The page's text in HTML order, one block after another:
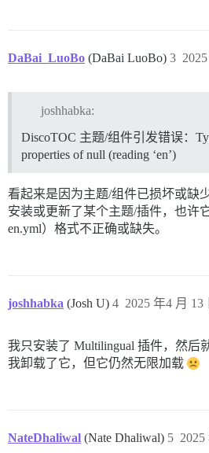
Th 1:26 pm
6
Social Share 主题/组件 抛出错
Th 1:26 pm
6
6
Th 1:26 pm
Th 1:26 pm
DaBai_LuoBo (DaBai LuoBo) 3
joshhabka:
DiscoTOC 主题/组件引发错误：
properties of null (reading ‘en’)
看起来是因为主题/组件已损坏或缺
安装或更新了某个主题/插件，也许
en.yml）格式不正确或缺失。
joshhabka (Josh U) 2025 年4 月 13
4
我只安装了 Multilingual 插件，然后
我卸载了它，但它仍然无限加载
NateDhaliwal (Nate Dhaliwal) 5